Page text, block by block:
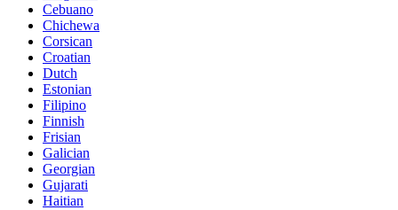
Cebuano
Chichewa
Corsican
Croatian
Dutch
Estonian
Filipino
Finnish
Frisian
Galician
Georgian
Gujarati
Haitian